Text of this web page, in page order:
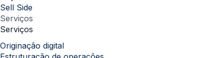
Sell Side
Serviços
Serviços
Originação digital